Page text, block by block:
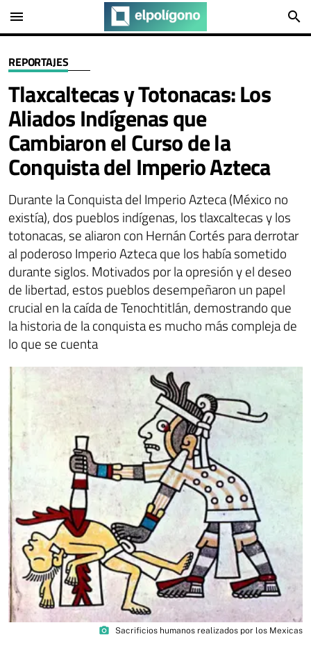
menu search
REPORTAJES
Tlaxcaltecas y Totonacas: Los
Aliados Indígenas que
Cambiaron el Curso de la
Conquista del Imperio Azteca
Durante la Conquista del Imperio Azteca (México no
existía), dos pueblos indígenas, los tlaxcaltecas y los
totonacas, se aliaron con Hernán Cortés para derrotar
al poderoso Imperio Azteca que los había sometido
durante siglos. Motivados por la opresión y el deseo
de libertad, estos pueblos desempeñaron un papel
crucial en la caída de Tenochtitlán, demostrando que
la historia de la conquista es mucho más compleja de
lo que se cuenta
photo_camera Sacrificios humanos realizados por los Mexicas